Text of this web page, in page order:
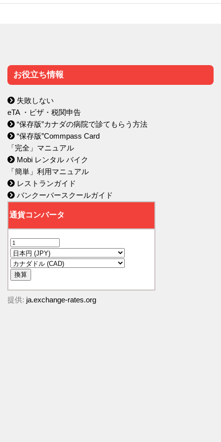
お役立ち情報
失敗しない
eTA ・ビザ・税関申告
“保存版”カナダの病院で診てもらう方法
“保存版”Commpass Card
「完全」マニュアル
Mobi レンタル バイク
「簡単」利用マニュアル
レストランガイド
バンクーバースクールガイド
提供: ja.exchange-rates.org